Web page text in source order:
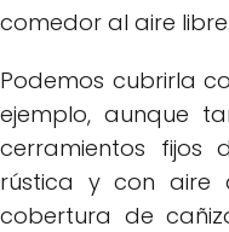
comedor al aire libre.
Podemos cubrirla
ejemplo, aunque
cerramientos fijos
rústica y con aire
cobertura de